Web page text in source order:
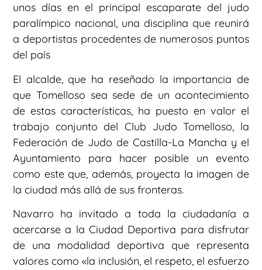
unos días en el principal escaparate del judo
paralímpico nacional, una disciplina que reunirá
a deportistas procedentes de numerosos puntos
del país
El alcalde, que ha reseñado la importancia de
que Tomelloso sea sede de un acontecimiento
de estas características, ha puesto en valor el
trabajo conjunto del Club Judo Tomelloso, la
Federación de Judo de Castilla-La Mancha y el
Ayuntamiento para hacer posible un evento
como este que, además, proyecta la imagen de
la ciudad más allá de sus fronteras.
Navarro ha invitado a toda la ciudadanía a
acercarse a la Ciudad Deportiva para disfrutar
de una modalidad deportiva que representa
valores como «la inclusión, el respeto, el esfuerzo